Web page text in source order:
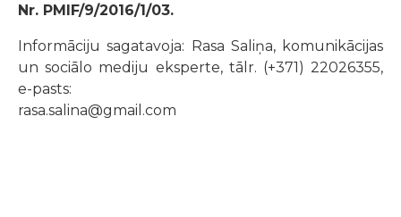
Nr. PMIF/9/2016/1/03.
Informāciju sagatavoja: Rasa Saliņa, komunikācijas
un sociālo mediju eksperte, tālr. (+371) 22026355,
e-pasts: